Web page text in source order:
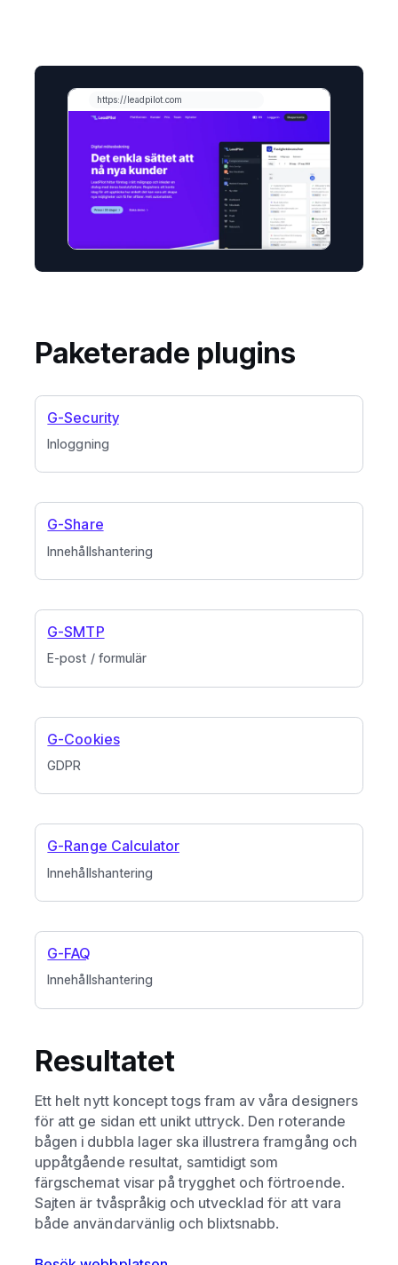
Paketerade plugins
Inloggning
G-Security
Innehållshantering
G-Share
E-post / formulär
G-SMTP
GDPR
G-Cookies
Innehållshantering
G-Range Calculator
Innehållshantering
G-FAQ
Resultatet
Ett helt nytt koncept togs fram av våra designers
för att ge sidan ett unikt uttryck. Den roterande
bågen i dubbla lager ska illustrera framgång och
uppåtgående resultat, samtidigt som
färgschemat visar på trygghet och förtroende.
Sajten är tvåspråkig och utvecklad för att vara
både användarvänlig och blixtsnabb.